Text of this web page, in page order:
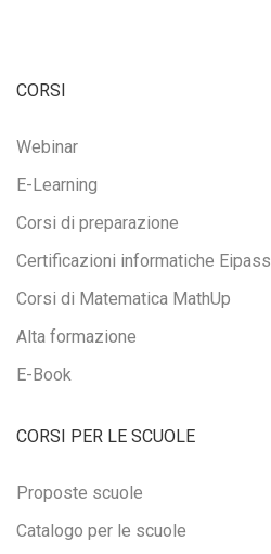
CORSI
Webinar
E-Learning
Corsi di preparazione
Certificazioni informatiche Eipass
Corsi di Matematica MathUp
Alta formazione
E-Book
CORSI PER LE SCUOLE
Proposte scuole
Catalogo per le scuole